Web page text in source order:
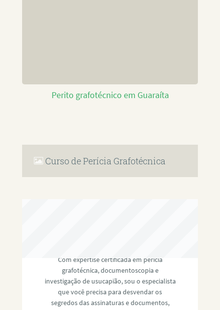
Perito grafotécnico em Guaraíta
Curso de Perícia Grafotécnica
Com expertise certificada em perícia
grafotécnica, documentoscopia e
investigação de usucapião, sou o especialista
que você precisa para desvendar os
segredos das assinaturas e documentos,